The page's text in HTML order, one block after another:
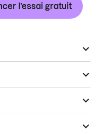
l’essai gratuit